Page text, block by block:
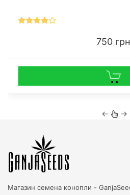
750
← →
Магазин семена конопли -